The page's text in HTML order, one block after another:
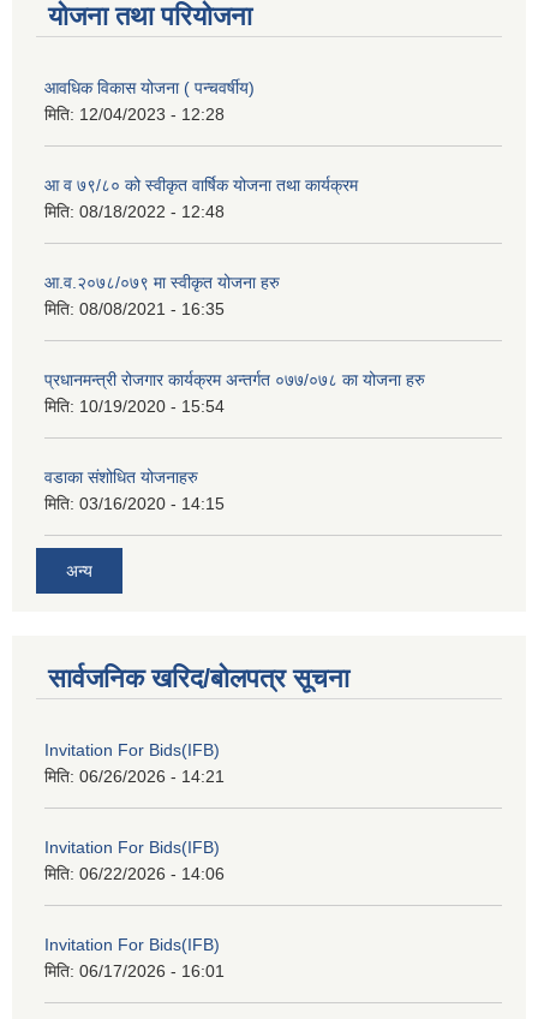
योजना तथा परियोजना
आवधिक विकास योजना ( पन्चवर्षीय)
मिति: 12/04/2023 - 12:28
आ व ७९/८० को स्वीकृत वार्षिक योजना तथा कार्यक्रम
मिति: 08/18/2022 - 12:48
आ.व.२०७८/०७९ मा स्वीकृत योजना हरु
मिति: 08/08/2021 - 16:35
प्रधानमन्त्री रोजगार कार्यक्रम अन्तर्गत ०७७/०७८ का योजना हरु
मिति: 10/19/2020 - 15:54
वडाका संशोधित योजनाहरु
मिति: 03/16/2020 - 14:15
अन्य
सार्वजनिक खरिद/बोलपत्र सूचना
Invitation For Bids(IFB)
मिति: 06/26/2026 - 14:21
Invitation For Bids(IFB)
मिति: 06/22/2026 - 14:06
Invitation For Bids(IFB)
मिति: 06/17/2026 - 16:01